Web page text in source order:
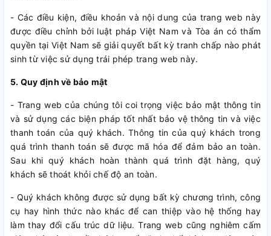
- Các điều kiện, điều khoản và nội dung của trang web này
được điều chỉnh bởi luật pháp Việt Nam và Tòa án có thẩm
quyền tại Việt Nam sẽ giải quyết bất kỳ tranh chấp nào phát
sinh từ việc sử dụng trái phép trang web này.
5. Quy định về bảo mật
- Trang web của chúng tôi coi trọng việc bảo mật thông tin
và sử dụng các biện pháp tốt nhất bảo vệ thông tin và việc
thanh toán của quý khách. Thông tin của quý khách trong
quá trình thanh toán sẽ được mã hóa để đảm bảo an toàn.
Sau khi quý khách hoàn thành quá trình đặt hàng, quý
khách sẽ thoát khỏi chế độ an toàn.
- Quý khách không được sử dụng bất kỳ chương trình, công
cụ hay hình thức nào khác để can thiệp vào hệ thống hay
làm thay đổi cấu trúc dữ liệu. Trang web cũng nghiêm cấm